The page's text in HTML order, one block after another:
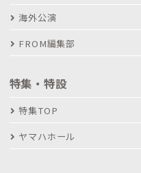
海外公演
FROM編集部
特集・特設
特集TOP
ヤマハホール